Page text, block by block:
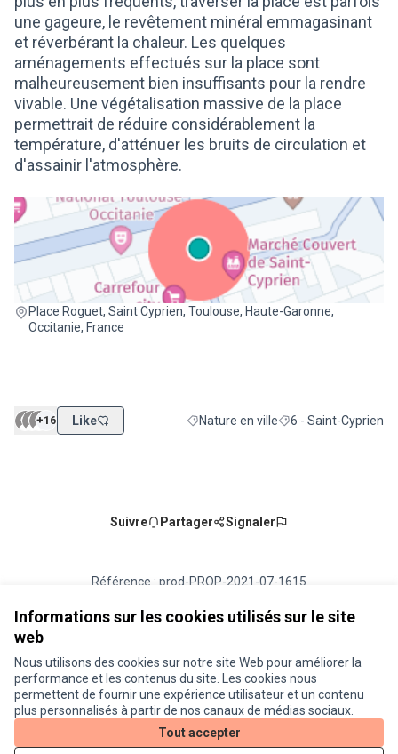
Informations sur les cookies utilisés sur le site
web
Nous utilisons des cookies sur notre site Web pour améliorer la
performance et les contenus du site. Les cookies nous
permettent de fournir une expérience utilisateur et un contenu
plus personnalisés à partir de nos canaux de médias sociaux.
Tout accepter
une gageure, le revêtement minéral emmagasinant
et réverbérant la chaleur. Les quelques
aménagements effectués sur la place sont
malheureusement bien insuffisants pour la rendre
vivable. Une végétalisation massive de la place
permettrait de réduire considérablement la
température, d'atténuer les bruits de circulation et
d'assainir l'atmosphère.
Place Roguet, Saint Cyprien, Toulouse, Haute-Garonne,
Occitanie, France
(Lien externe)
+16 Like Filtrer les résultats de la catégorie :
Nature en villeFiltrer les résultats
6 - Saint-Cyprien
Suivre Partager Signaler
Référence : prod-PROP-2021-07-1615
Vérifiez l'empreinte numérique
Conditions d'utilisation
Paramètres des cookies
Je participe ! sur X
(Lien externe)
Je participe ! sur Facebook
Je participe ! sur Instagram